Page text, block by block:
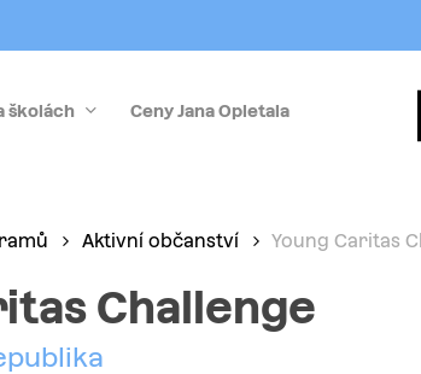
školách Ceny Jana Opletala
Aktivní občanství Young Caritas
Challenge